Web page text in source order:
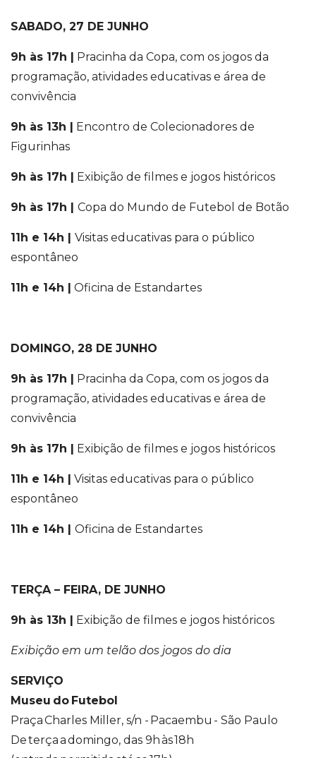
SABADO, 27 DE JUNHO
9h às 17h | Pracinha da Copa, com os jogos da
programação, atividades educativas e área de
convivência
9h às 13h |
Encontro de Colecionadores de
Figurinhas
9h às 17h | Exibição de filmes e jogos históricos
9h às 17h | Copa do Mundo de Futebol de Botão
11h e 14h | Visitas educativas para o público
espontâneo
11h e 14h | Oficina de Estandartes
DOMINGO, 28 DE JUNHO
9h às 17h | Pracinha da Copa, com os jogos da
programação, atividades educativas e área de
convivência
9h às 17h | Exibição de filmes e jogos históricos
11h e 14h |
Visitas educativas para o público
espontâneo
11h e 14h | Oficina de Estandartes
TERÇA – FEIRA, DE JUNHO
9h às 13h | Exibição de filmes e jogos históricos
Exibição em um telão dos jogos do dia
SERVIÇO
Museu do Futebol
Praça Charles Miller, s/n - Pacaembu - São Paulo
De terça a domingo, das 9h às 18h